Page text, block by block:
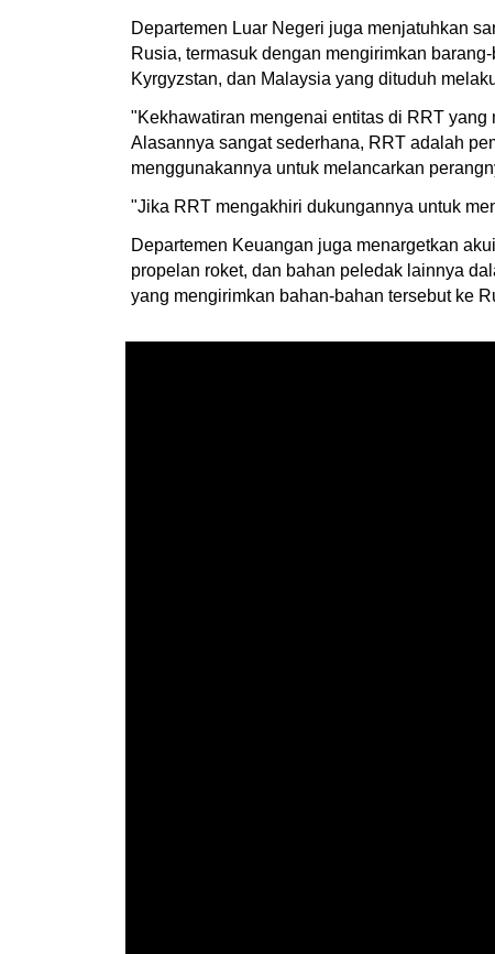
Departemen Luar Negeri juga menjatuhkan
Rusia, termasuk dengan mengirimkan
Kyrgyzstan, dan Malaysia yang dituduh
"Kekhawatiran mengenai entitas di RRT
Alasannya sangat sederhana, RRT adalah
menggunakannya untuk melancarkan
"Jika RRT mengakhiri dukungannya untuk
Departemen Keuangan juga menargetkan
propelan roket, dan bahan peledak lainnya
yang mengirimkan bahan-bahan tersebut ke